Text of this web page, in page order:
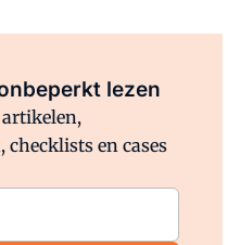
lezen
checklists en cases